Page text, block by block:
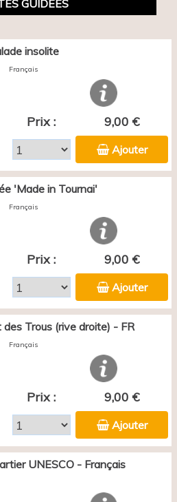
GUIDEES
insolite
Français
Prix : 9,00 €
Ajouter
'Made in Tournai'
Français
Prix : 9,00 €
Ajouter
Trous (rive droite) - FR
Français
Prix : 9,00 €
Ajouter
UNESCO - Français